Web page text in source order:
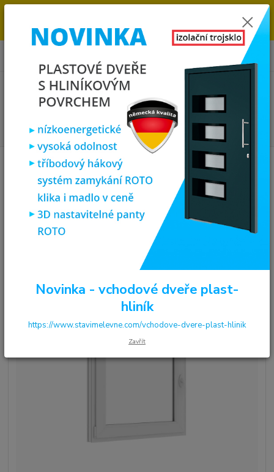
OBJEDNÁVKOU. MÁME 7 000 OKEN A DVEŘÍ SKLADEM U NÁS V
KLATOVECH.
0
0,00 Kč
Plastová okna
plastové okno 60x60 cm, jednokřídlé, bílé, PREMIUM
plastové okno 60x60 cm,
jednokřídlé, bílé, PREMIUM 6000
Doprava ZDARMA
Novinka - vchodové dveře plast-
hliník
https://www.stavimelevne.com/vchodove-dvere-plast-hlinik
Zavřít